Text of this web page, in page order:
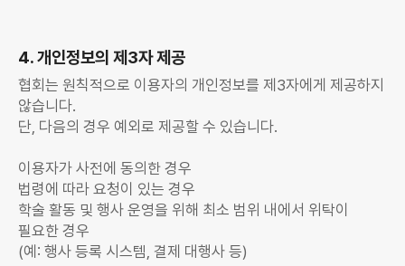
4. 개인정보의 제3자 제공
협회는 원칙적으로 이용자의 개인정보를 제3자에게 제공하지
않습니다.
단, 다음의 경우 예외로 제공할 수 있습니다.
이용자가 사전에 동의한 경우
법령에 따라 요청이 있는 경우
학술 활동 및 행사 운영을 위해 최소 범위 내에서 위탁이
필요한 경우
(예: 행사 등록 시스템, 결제 대행사 등)